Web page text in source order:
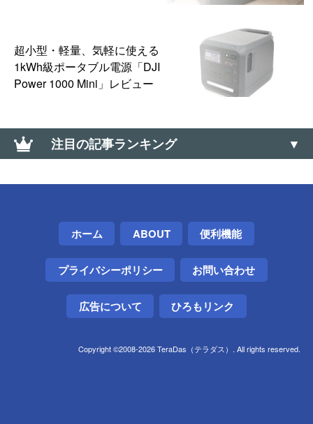
超小型・軽量、気軽に使える
1kWh級ポータブル電源「DJI
Power 1000 Mini」レビュー
注目の記事ランキング
Amazon、コンビニ受け取りできない障害が発生。対
処法は？
iPhoneのWi-Fiテザリングをスリープさせず常時利用
【Android】APKファイルを強制インストールする方
ホーム ABOUT 便利機能
プライバシーポリシー お問い合わせ
広告について ひろもリンク
Copyright ©2008-2026 TeraDas（テラダス）. All rights reserved.